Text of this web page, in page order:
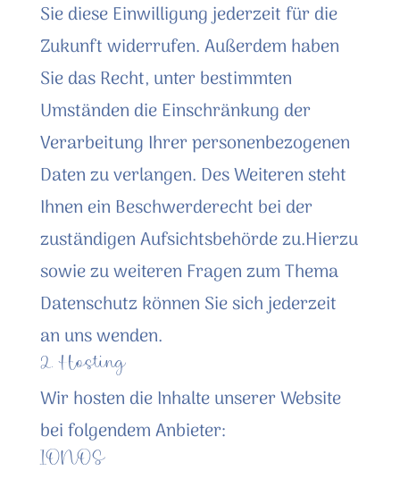
Sie diese Einwilligung jederzeit für die
Zukunft widerrufen. Außerdem haben
Sie das Recht, unter bestimmten
Umständen die Einschränkung der
Verarbeitung Ihrer personenbezogenen
Daten zu verlangen. Des Weiteren steht
Ihnen ein Beschwerderecht bei der
zuständigen Aufsichtsbehörde zu.Hierzu
sowie zu weiteren Fragen zum Thema
Datenschutz können Sie sich jederzeit
an uns wenden.
2. Hosting
Wir hosten die Inhalte unserer Website
bei folgendem Anbieter:
IONOS